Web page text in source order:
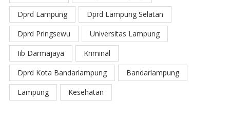
Dprd Lampung
Dprd Lampung Selatan
Dprd Pringsewu
Universitas Lampung
Iib Darmajaya
Kriminal
Dprd Kota Bandarlampung
Bandarlampung
Lampung
Kesehatan